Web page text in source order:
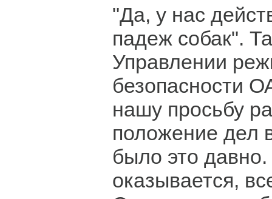
"Да, у нас
падеж собак".
Управлении
безопасности
нашу просьбу
положение дел
было это
оказывается,